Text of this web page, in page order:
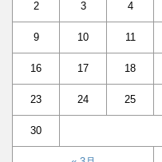
2 3 4
9 10 11
16 17 18
23 24 25
30